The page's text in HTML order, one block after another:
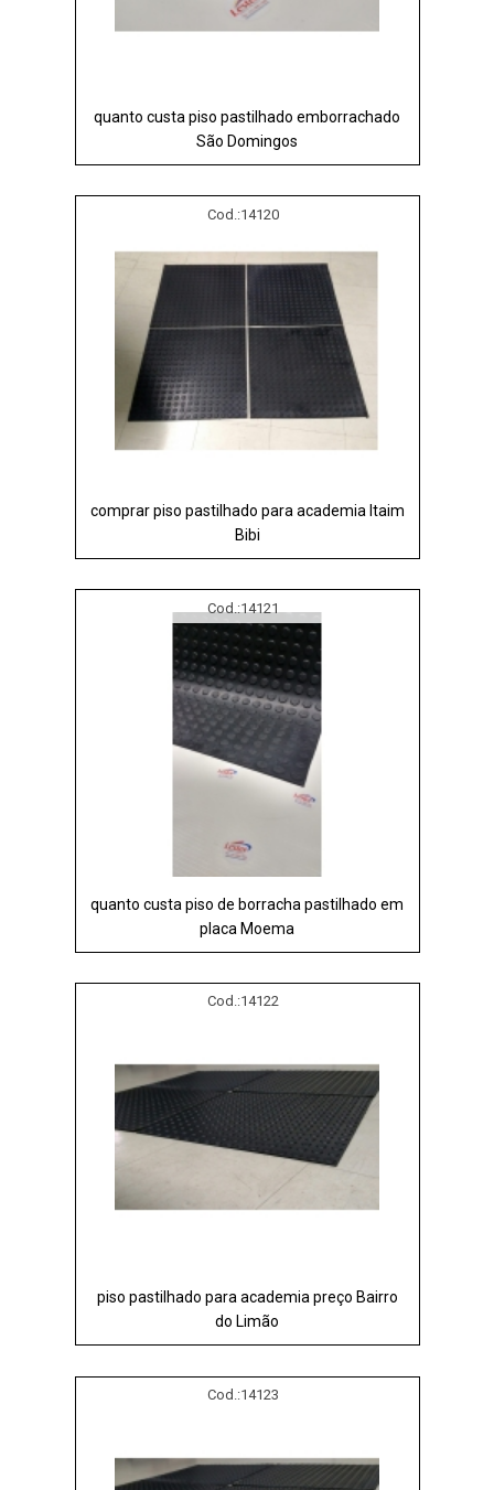
quanto custa piso pastilhado emborrachado
São Domingos
Cod.:14120
comprar piso pastilhado para academia Itaim
Bibi
Cod.:14121
quanto custa piso de borracha pastilhado em
placa Moema
Cod.:14122
piso pastilhado para academia preço Bairro
do Limão
Cod.:14123